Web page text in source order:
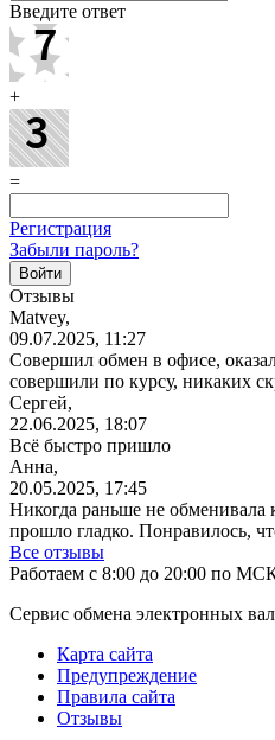
Введите ответ
+
=
Регистрация
Забыли пароль?
Отзывы
Matvey,
09.07.2025, 11:27
Совершил обмен в офисе,
совершили по курсу, никаких
Сергей,
22.06.2025, 18:07
Всё быстро пришло
Анна,
20.05.2025, 17:45
Никогда раньше не обменивала
прошло гладко. Понравилось,
Все отзывы
Работаем с 8:00 до 20:00 по
Сервис обмена электронных
Карта сайта
Предупреждение
Правила сайта
Отзывы